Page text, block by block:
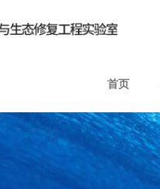
首页